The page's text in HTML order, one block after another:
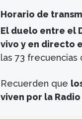
Horario de
El duelo entre el
vivo y en directo
las 73 frecuencias
Recuerden que
viven por la